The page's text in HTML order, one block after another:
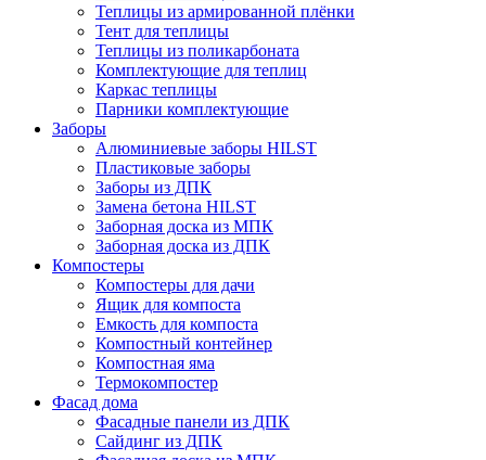
Теплицы из армированной плёнки
Тент для теплицы
Теплицы из поликарбоната
Комплектующие для теплиц
Каркас теплицы
Парники комплектующие
Заборы
Алюминиевые заборы HILST
Пластиковые заборы
Заборы из ДПК
Замена бетона HILST
Заборная доска из МПК
Заборная доска из ДПК
Компостеры
Компостеры для дачи
Ящик для компоста
Емкость для компоста
Компостный контейнер
Компостная яма
Термокомпостер
Фасад дома
Фасадные панели из ДПК
Сайдинг из ДПК